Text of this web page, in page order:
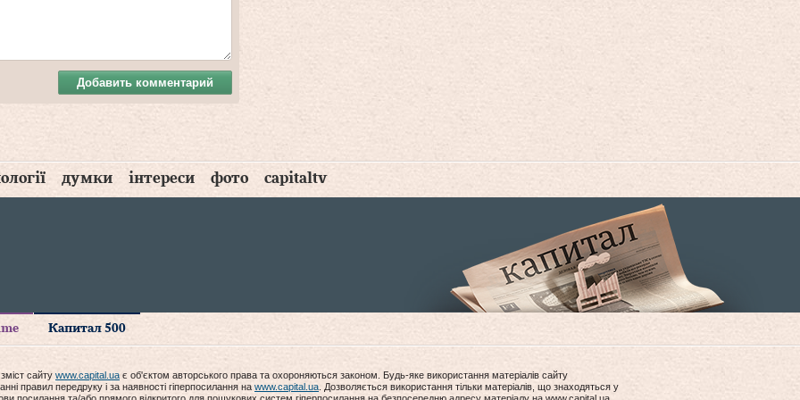
Добавить комментарий
думки інтереси фото capitaltv
Капитал 500
сайту www.capital.ua є об'єктом авторського права та охороняються законом. Будь-яке використання матеріалів сайту
правил передруку і за наявності гіперпосилання на www.capital.ua . Дозволяється використання тільки матеріалів, що знаходяться у